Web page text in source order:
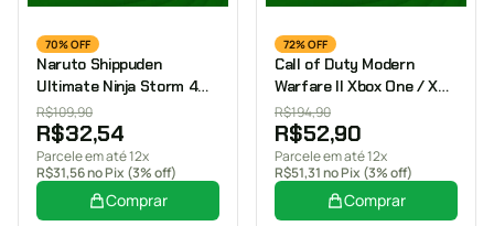
70% OFF
Naruto Shippuden
Ultimate Ninja Storm 4
Xbox One / XS Midia
Digital
R$109,90
R$32,54
Parcele em até 12x
R$31,56no Pix (3% off)
Comprar
72% OFF
Call of Duty Modern
Warfare II Xbox One / XS
Mídia Digital
R$194,90
R$52,90
Parcele em até 12x
R$51,31no Pix (3% off)
Comprar